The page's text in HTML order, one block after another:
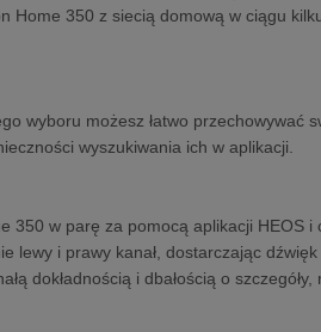
Home 350 z siecią domową w ciągu
wyboru możesz łatwo
wyszukiwania ich w aplikacji.
350 w parę za pomocą aplikacji HEOS
lewy i prawy kanał, dostarczając
dokładnością i dbałością o